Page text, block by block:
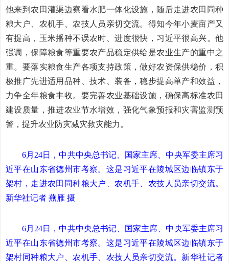
他来到农田灌渠边察看水肥一体化设施，随后走进农田同种
粮大户、农机手、农技人员亲切交流。得知今年小麦亩产又
有提高，玉米播种不误农时、进度很快，习近平很高兴。他
强调，保障粮食等重要农产品稳定供给是农业生产的重中之
重。要落实粮食生产各项支持政策，做好农资保供稳价，积
极推广先进适用品种、技术、装备，稳步提高单产和效益，
力争全年粮食丰收。要完善农业基础设施，确保高标准农田
建设质量，推进农业节水增效，强化气象预报和灾害监测预
警，提升农业防灾减灾救灾能力。
6月24日，中共中央总书记、国家主席、中央军委主席习
近平在山东省德州市考察。这是习近平在陵城区边临镇东于
架村，走进农田同种粮大户、农机手、农技人员亲切交流。
新华社记者 燕雁 摄
6月24日，中共中央总书记、国家主席、中央军委主席习
近平在山东省德州市考察。这是习近平在陵城区边临镇东于
架村同种粮大户、农机手、农技人员亲切交流。 新华社记者